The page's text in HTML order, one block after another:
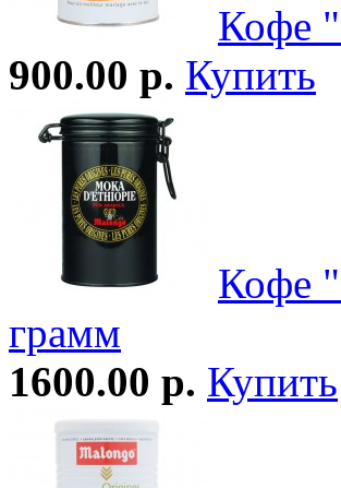
Кофе
900.00 р. Купить
Кофе
грамм
1600.00 р. Купить